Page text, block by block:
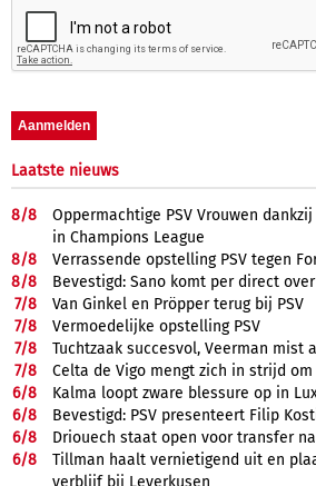
Laatste nieuws
8/8
Oppermachtige PSV Vrouwen
in Champions League
8/8
Verrassende opstelling PSV tegen
8/8
Bevestigd: Sano komt per direct over
7/8
Van Ginkel en Pröpper terug bij PSV
7/8
Vermoedelijke opstelling PSV
7/8
Tuchtzaak succesvol, Veerman mist
7/8
Celta de Vigo mengt zich in strijd om
6/8
Kalma loopt zware blessure op in
6/8
Bevestigd: PSV presenteert Filip
6/8
Driouech staat open voor transfer
6/8
Tillman haalt vernietigend uit en
verblijf bij Leverkusen